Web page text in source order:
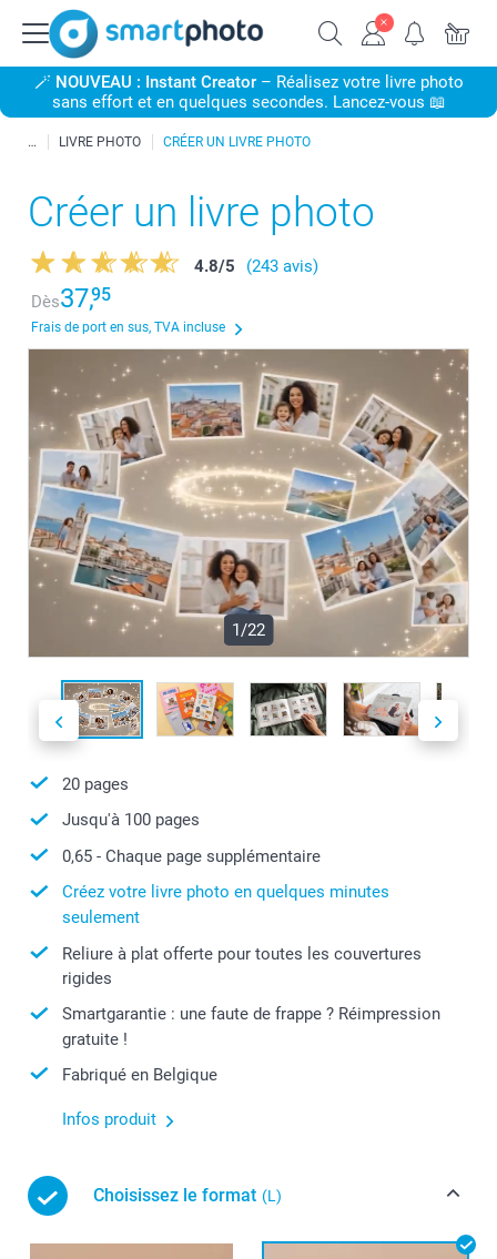
🪄 NOUVEAU : Instant Creator– Réalisez votre livre photo
sans effort et en quelques secondes. Lancez-vous 📖
LIVRE PHOTO CRÉER UN LIVRE PHOTO
Créer un livre photo
4.8/5
(243 avis)
Dès37,95
Frais de port en sus, TVA incluse
1/22
20 pages
Jusqu'à 100 pages
0,65 - Chaque page supplémentaire
Créez votre livre photo en quelques minutes
seulement
Reliure à plat offerte pour toutes les couvertures
rigides
Smartgarantie : une faute de frappe ? Réimpression
gratuite !
Fabriqué en Belgique
Infos produit
Choisissez le format (L)